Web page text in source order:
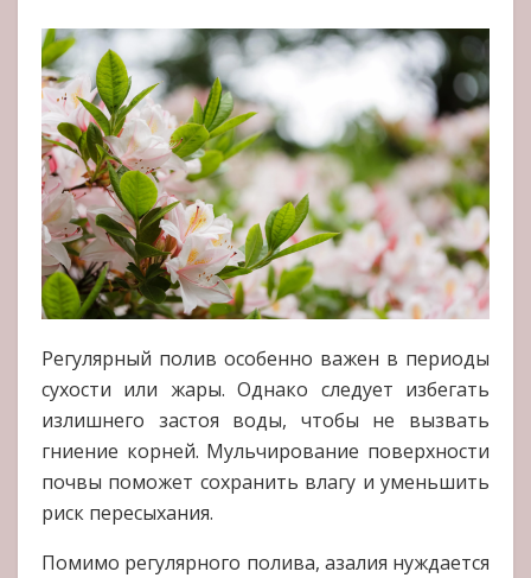
Регулярный полив особенно важен в периоды
сухости или жары. Однако следует избегать
излишнего застоя воды, чтобы не вызвать
гниение корней. Мульчирование поверхности
почвы поможет сохранить влагу и уменьшить
риск пересыхания.
Помимо регулярного полива, азалия нуждается